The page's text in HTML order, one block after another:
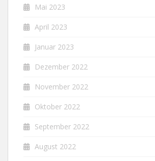
Mai 2023
April 2023
Januar 2023
Dezember 2022
November 2022
Oktober 2022
September 2022
August 2022